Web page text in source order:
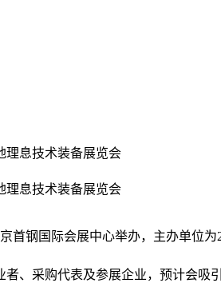
理息技术装备展览会
理息技术装备展览会
首钢国际会展中心举办，主办单位
、采购代表及参展企业，预计会